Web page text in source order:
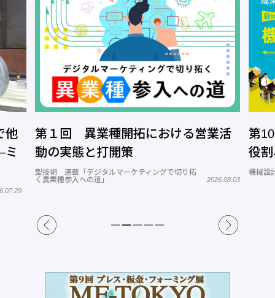
他
ミ
第１回 異業種開拓における営業活
動の実態と打開策
型技術 連載「デジタルマーケティングで切り拓
く異業種参入への道」
2026.08.03
第
役
機械設